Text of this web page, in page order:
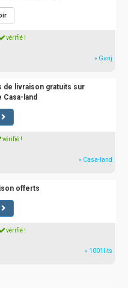
vérifié !
» Ganj
de livraison gratuits sur
land
vérifié !
» Casa-land
offerts
vérifié !
» 1001lits